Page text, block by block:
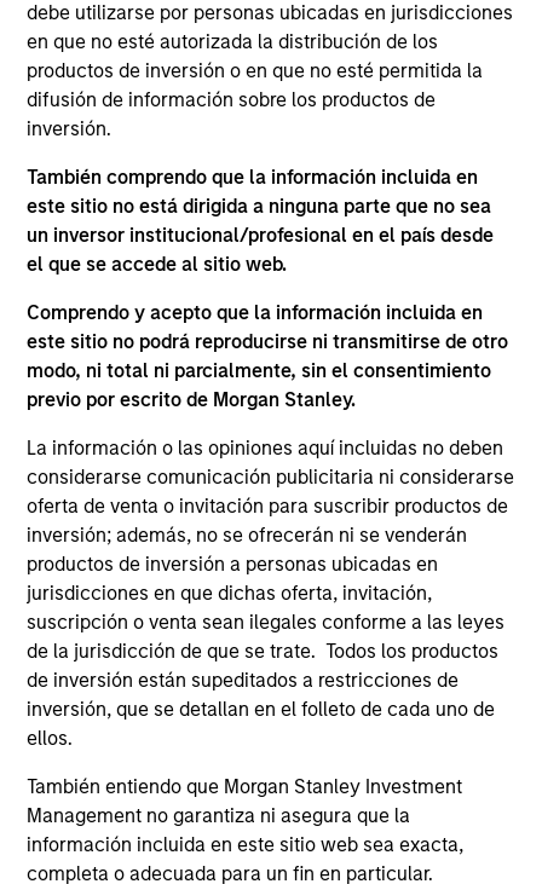
debe utilizarse por personas ubicadas en jurisdicciones
en que no esté autorizada la distribución de los
productos de inversión o en que no esté permitida la
difusión de información sobre los productos de
inversión.
También comprendo que la información incluida en
este sitio no está dirigida a ninguna parte que no sea
un inversor institucional/profesional en el país desde
el que se accede al sitio web.
Comprendo y acepto que la información incluida en
este sitio no podrá reproducirse ni transmitirse de otro
modo, ni total ni parcialmente, sin el consentimiento
previo por escrito de Morgan Stanley.
La información o las opiniones aquí incluidas no deben
considerarse comunicación publicitaria ni considerarse
oferta de venta o invitación para suscribir productos de
inversión; además, no se ofrecerán ni se venderán
productos de inversión a personas ubicadas en
jurisdicciones en que dichas oferta, invitación,
suscripción o venta sean ilegales conforme a las leyes
de la jurisdicción de que se trate. Todos los productos
de inversión están supeditados a restricciones de
inversión, que se detallan en el folleto de cada uno de
ellos.
También entiendo que Morgan Stanley Investment
Management no garantiza ni asegura que la
información incluida en este sitio web sea exacta,
completa o adecuada para un fin en particular.
View Site
Investment Team
Morgan Stanley Infrastructure Partners
As of August 21, 2025. The above is provided for
guarantee that the investment mentioned resulted in
positive performance (for realized holdings), or will perform
well in the future (for current holdings). The trademarks and
service marks above are the property of their respective
owners. The information on this website has not been
owners. By clicking on any links shown here, you agree that
you are navigating to a third party site. We are providing
these hyperlinks to you only as a convenience and the
inclusion of any hyperlink is not and does not imply any
endorsement, approval, investigation, verification or
monitoring by us of any information contained in any
hyperlinked site. In no event shall we be responsible for the
information contained on the site or your use of such site